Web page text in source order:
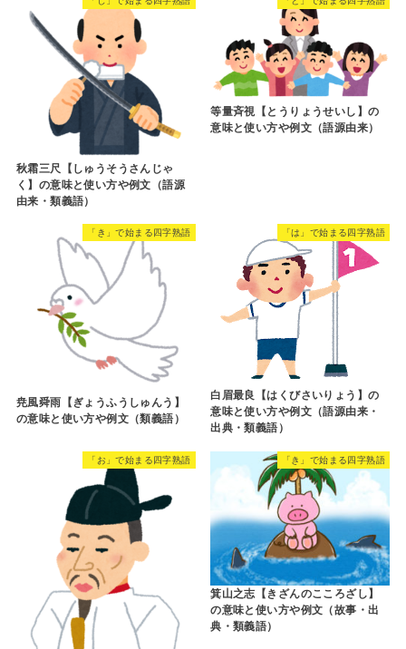
秋霜三尺【しゅうそうさんじゃ
く】の意味と使い方や例文（語源
由来・類義語）
等量斉視【とうりょうせいし】の
意味と使い方や例文（語源由来）
「き」で始まる四字熟語
尭風舜雨【ぎょうふうしゅんう】
の意味と使い方や例文（類義語）
「は」で始まる四字熟語
白眉最良【はくびさいりょう】の
意味と使い方や例文（語源由来・
出典・類義語）
「お」で始まる四字熟語 「き」で始まる四字熟語
箕山之志【きざんのこころざし】
の意味と使い方や例文（故事・出
典・類義語）